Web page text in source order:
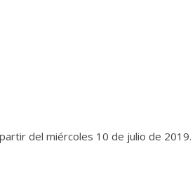
del miércoles 10 de julio de 2019.